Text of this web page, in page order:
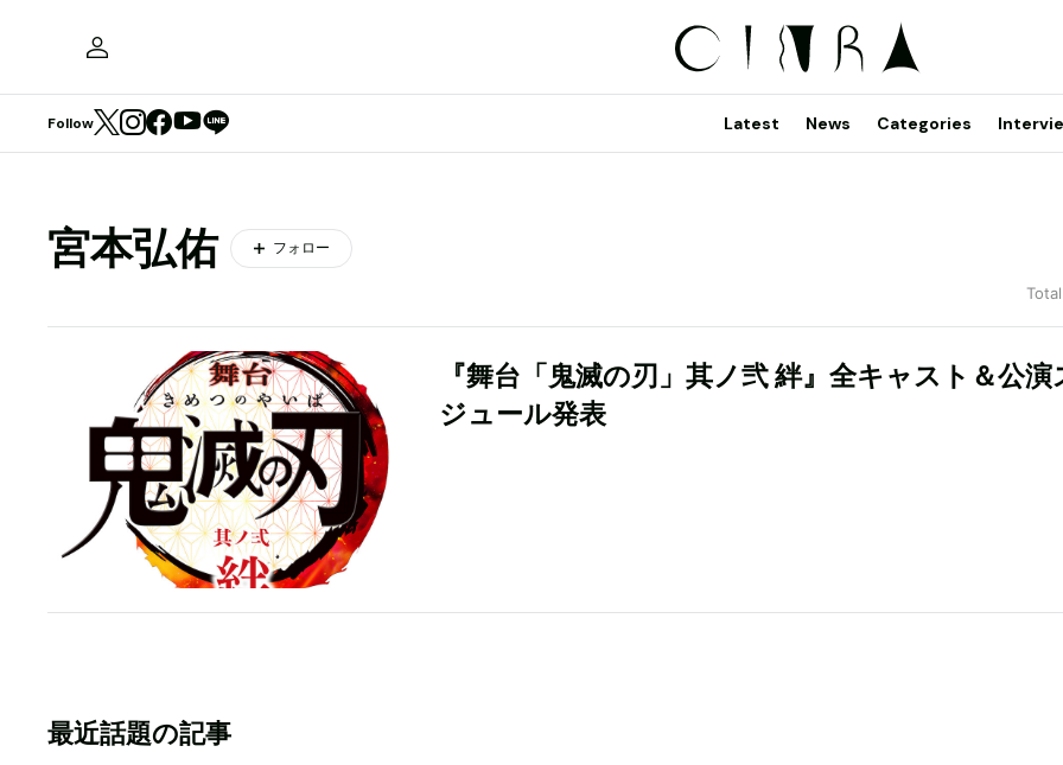
Follow Latest News Categories
宮本弘佑 フォロー
『舞台「鬼滅の刃」其ノ弐 絆』全キャスト＆公演
ジュール発表
最近話題の記事